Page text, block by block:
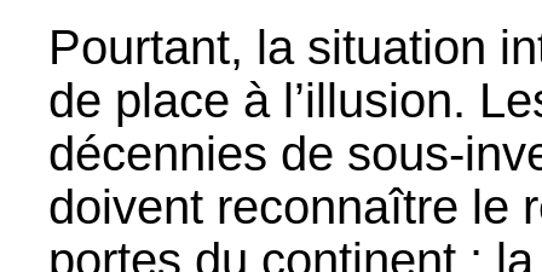
Pourtant, la situation
de place à l’illusion.
décennies de sous-
doivent reconnaître le
portes du continent :